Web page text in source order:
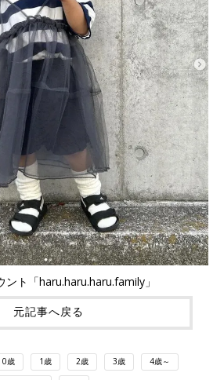
ト「haru.haru.haru.family」
元記事へ戻る
0歳 1歳 2歳 3歳 4歳～